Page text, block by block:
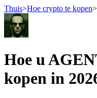
Thuis>Hoe crypto te kopen>
Hoe u
kopen in